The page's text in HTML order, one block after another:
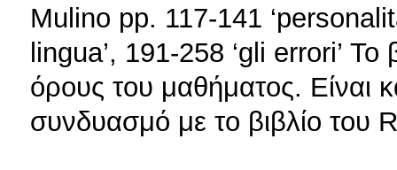
Mulino pp. 117-141
lingua’, 191-258 ‘gli errori’ Το
όρους του μαθήματος. Είναι
συνδυασμό με το βιβλίο του